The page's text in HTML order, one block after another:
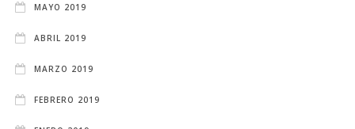
MAYO 2019
ABRIL 2019
MARZO 2019
FEBRERO 2019